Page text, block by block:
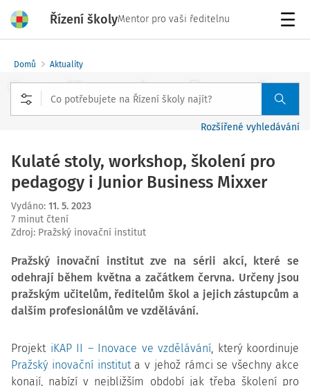
Řízení školyMentor pro vaši ředitelnu
Domů Aktuality
Rozšířené vyhledávání
Kulaté stoly, workshop, školení pro
pedagogy i Junior Business Mixxer
Vydáno: 11. 5. 2023
7 minut čtení
Zdroj: Pražský inovační institut
Pražský inovační institut zve na sérii akcí, které se
odehrají během května a začátkem června. Určeny jsou
pražským učitelům, ředitelům škol a jejich zástupcům a
dalším profesionálům ve vzdělávání.
Projekt iKAP II – Inovace ve vzdělávání, který koordinuje
Pražský inovační instituta v jehož rámci se všechny akce
konají, nabízí v nejbližším období jak třeba školení pro